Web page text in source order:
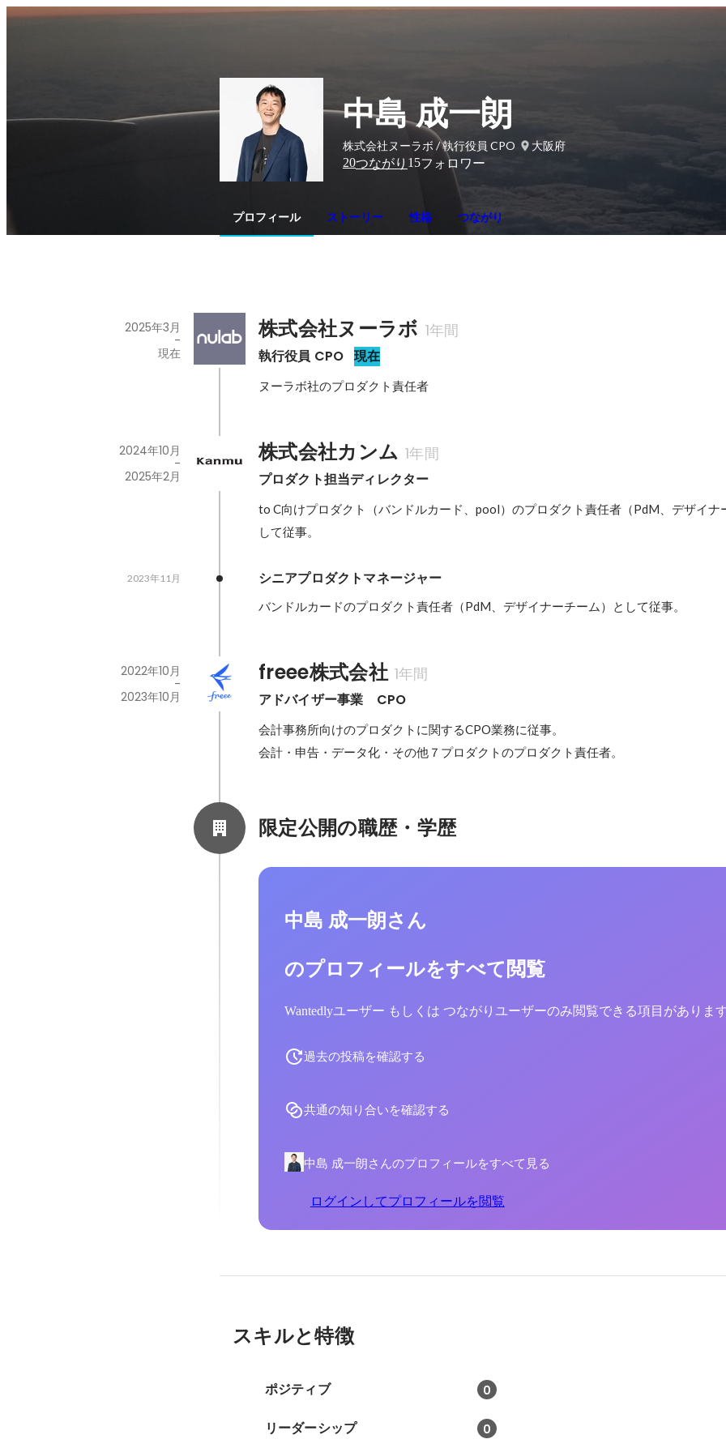
中島 成一朗
株式会社ヌーラボ / 執行役員 CPO
大阪府
20つながり 15フォロワー
プロフィール ストーリー 性格 つながり
株式会社ヌーラボ 1年間
執行役員 CPO 現在
2025年3月
-
現在
ヌーラボ社のプロダクト責任者
株式会社カンム 1年間
プロダクト担当ディレクター
2024年10月
-
2025年2月
to C向けプロダクト（バンドルカード、pool）のプロダクト責任者（PdM、デザイナ
して従事。
シニアプロダクトマネージャー
2023年11月
バンドルカードのプロダクト責任者（PdM、デザイナーチーム）として従事。
freee株式会社 1年間
アドバイザー事業　CPO
2022年10月
-
2023年10月
会計事務所向けのプロダクトに関するCPO業務に従事。
会計・申告・データ化・その他７プロダクトのプロダクト責任者。
限定公開の職歴・学歴
中島 成一朗さん
のプロフィールをすべて閲覧
Wantedlyユーザー もしくは つながりユーザーのみ閲覧できる項目がありま
過去の投稿を確認する
共通の知り合いを確認する
中島 成一朗さんのプロフィールをすべて見る
ログインしてプロフィールを閲覧
スキルと特徴
ポジティブ 0
リーダーシップ 0